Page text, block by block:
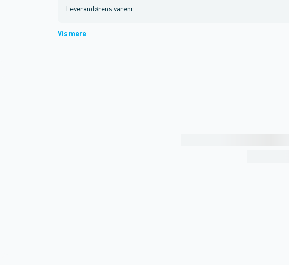
Leverandørens varenr. :
Vis mere